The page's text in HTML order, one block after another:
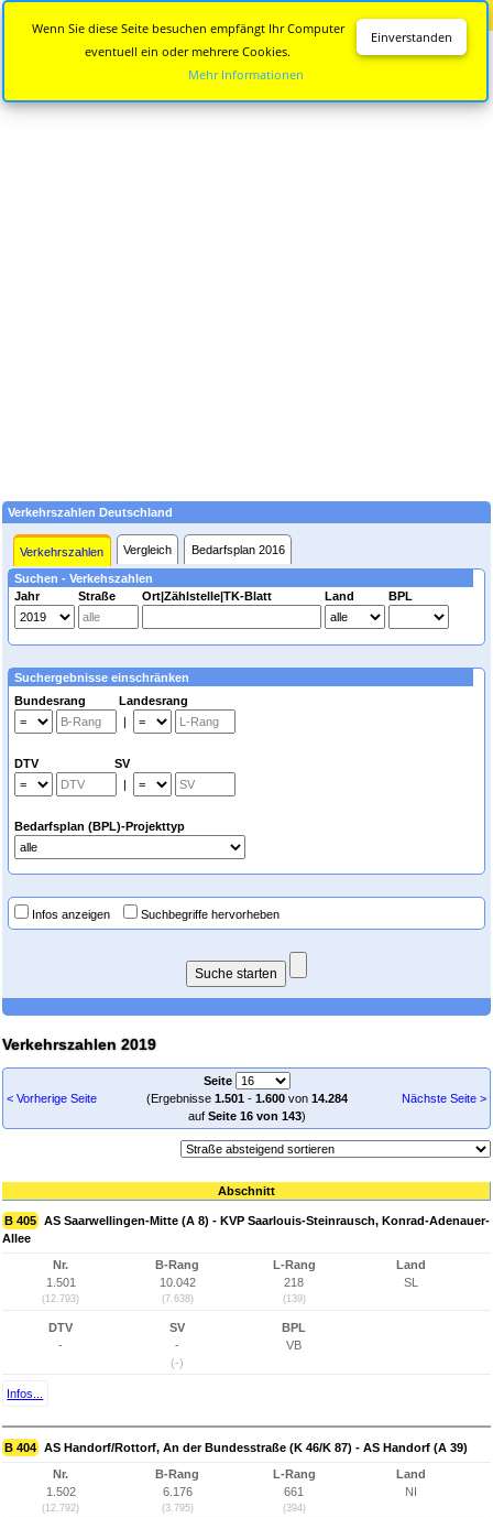
Verkehrszahlen Deutschland
Verkehrszahlen Vergleich Bedarfsplan 2016
Suchen - Verkehszahlen
Jahr
Straße Ort|Zählstelle|TK-Blatt Land BPL
Suchergebnisse einschränken
Bundesrang Landesrang
|
DTV SV
|
Bedarfsplan (BPL)-Projekttyp
Infos anzeigen Suchbegriffe hervorheben
Verkehrszahlen 2019
< Vorherige Seite
Seite
(Ergebnisse 1.501- 1.600von 14.284
auf Seite 16 von 143)
Nächste Seite >
Abschnitt
B 405 AS Saarwellingen-Mitte (A 8) - KVP Saarlouis-Steinrausch, Konrad-Adenauer-
Allee
Nr.
1.501
(12.793)
B-Rang
10.042
(7.638)
L-Rang
218
(139)
Land
SL
DTV
-
SV
-
(-)
BPL
VB
Infos...
B 404 AS Handorf/Rottorf, An der Bundesstraße (K 46/K 87) - AS Handorf (A 39)
Nr.
1.502
(12.792)
B-Rang
6.176
(3.795)
L-Rang
661
(394)
Land
NI
Einverstanden
Wenn Sie diese Seite besuchen empfängt Ihr Computer
eventuell ein oder mehrere Cookies.
Mehr Informationen